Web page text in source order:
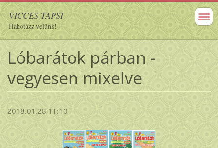
VICCES TAPSI
Hahotázz velünk!
Lóbarátok párban -
vegyesen mixelve
2018.01.28 11:10